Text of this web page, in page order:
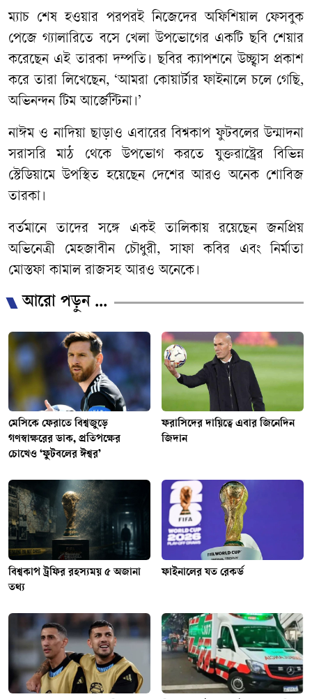
​ম্যাচ শেষ হওয়ার পরপরই নিজেদের অফিশিয়াল ফেসবুক
পেজে গ্যালারিতে বসে খেলা উপভোগের একটি ছবি শেয়ার
করেছেন এই তারকা দম্পতি। ছবির ক্যাপশনে উচ্ছ্বাস প্রকাশ
করে তারা লিখেছেন, ‘আমরা কোয়ার্টার ফাইনালে চলে গেছি,
অভিনন্দন টিম আর্জেন্টিনা।’
​নাঈম ও নাদিয়া ছাড়াও এবারের বিশ্বকাপ ফুটবলের উন্মাদনা
সরাসরি মাঠ থেকে উপভোগ করতে যুক্তরাষ্ট্রের বিভিন্ন
স্টেডিয়ামে উপস্থিত হয়েছেন দেশের আরও অনেক শোবিজ
তারকা।
বর্তমানে তাদের সঙ্গে একই তালিকায় রয়েছেন জনপ্রিয়
অভিনেত্রী মেহজাবীন চৌধুরী, সাফা কবির এবং নির্মাতা
মোস্তফা কামাল রাজসহ আরও অনেকে।
আরো পড়ুন ...
মেসিকে ফেরাতে বিশ্বজুড়ে
গণস্বাক্ষরের ডাক, প্রতিপক্ষের
চোখেও ‘ফুটবলের ঈশ্বর’
ফরাসিদের দায়িত্বে এবার জিনেদিন
জিদান
বিশ্বকাপ ট্রফির রহস্যময় ৫ অজানা
তথ্য
ফাইনালের যত রেকর্ড